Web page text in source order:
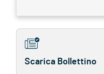
Scarica Bollettino